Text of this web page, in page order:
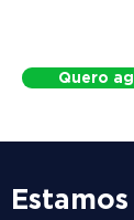
Quero